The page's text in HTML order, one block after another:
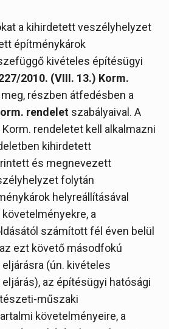
a kihirdetett veszélyhelyzet
építménykárok
kivételes építésügyi
2010. (VIII. 13.) Korm.
részben átfedésben a
rendelet szabályaival. A
rendeletet kell alkalmazni
kihirdetett
és megnevezett
folytán
helyreállításával
a
számított fél éven belül
ezt követő másodfokú
(ún. kivételes
az építésügyi hatósági
műszaki
követelményeire, a